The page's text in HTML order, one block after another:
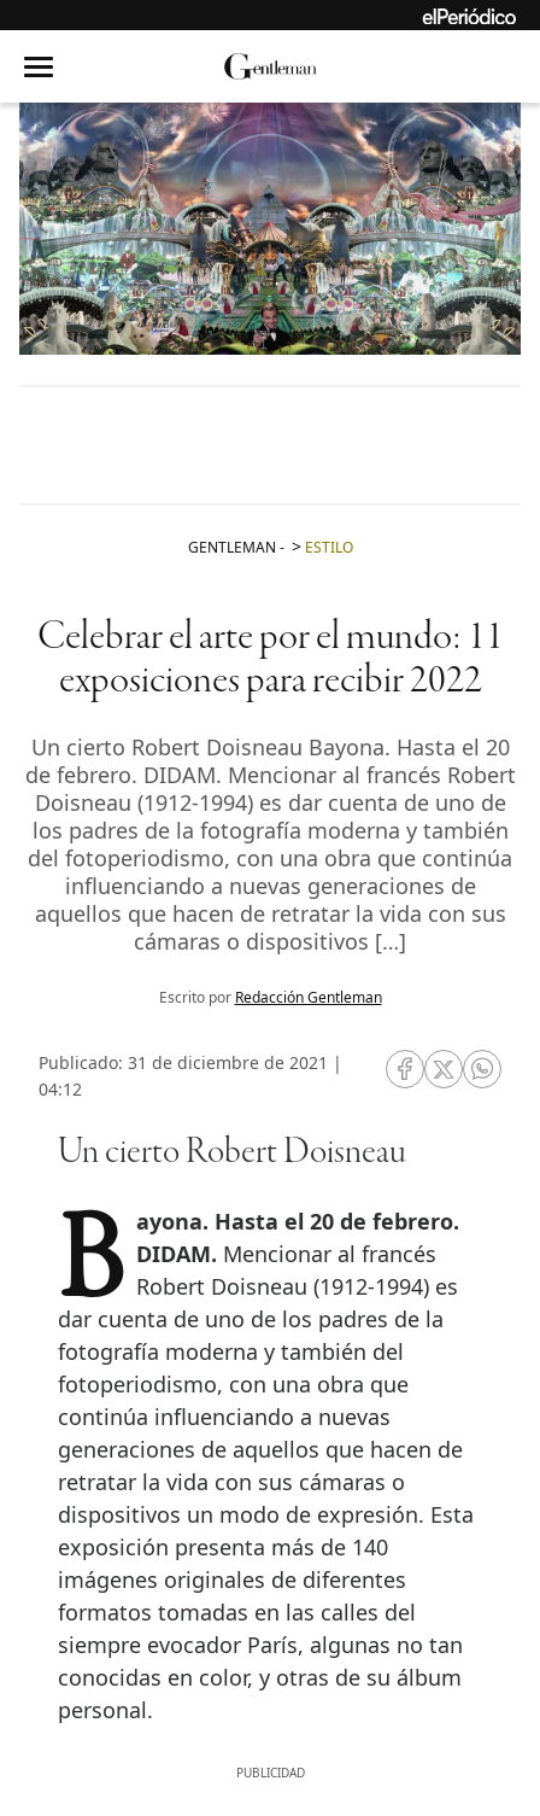
GENTLEMAN - ESTILO
Celebrar el arte por el mundo: 11
exposiciones para recibir 2022
Un cierto Robert Doisneau Bayona. Hasta el 20
de febrero. DIDAM. Mencionar al francés Robert
Doisneau (1912-1994) es dar cuenta de uno de
los padres de la fotografía moderna y también
del fotoperiodismo, con una obra que continúa
influenciando a nuevas generaciones de
aquellos que hacen de retratar la vida con sus
cámaras o dispositivos […]
Escrito por Redacción Gentleman
Publicado: 31 de diciembre de 2021 |
04:12
RRSS Facebook
RRSSRRSS
Un cierto Robert Doisneau
Bayona. Hasta el 20 de febrero. DIDAM. Mencionar al francés
Robert Doisneau (1912-1994) es
dar cuenta de uno de los padres de la
fotografía moderna y también del
fotoperiodismo, con una obra que
continúa influenciando a nuevas
generaciones de aquellos que hacen de
retratar la vida con sus cámaras o
dispositivos un modo de expresión. Esta
exposición presenta más de 140
imágenes originales de diferentes
formatos tomadas en las calles del
siempre evocador París, algunas no tan
conocidas en color, y otras de su álbum
personal.